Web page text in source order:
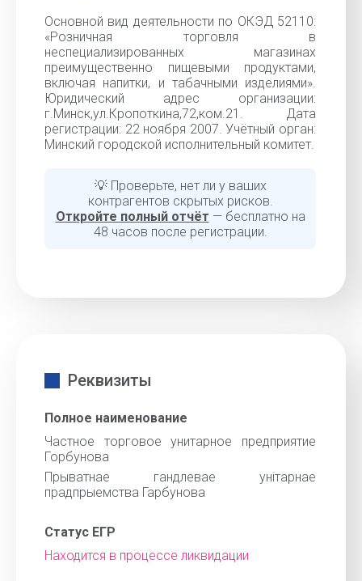
Основной вид деятельности по ОКЭД 52110:
«Розничная торговля в
неспециализированных магазинах
преимущественно пищевыми продуктами,
включая напитки, и табачными изделиями».
Юридический адрес организации:
г.Минск,ул.Кропоткина,72,ком.21. Дата
регистрации: 22 ноября 2007. Учётный орган:
Минский городской исполнительный комитет.
💡 Проверьте, нет ли у ваших
контрагентов скрытых рисков.
Откройте полный отчёт — бесплатно на
48 часов после регистрации.
Реквизиты
Полное наименование
Частное торговое унитарное предприятие
Горбунова
Прыватнае гандлевае унiтарнае
прадпрыемства Гарбунова
Статус ЕГР
Находится в процессе ликвидации